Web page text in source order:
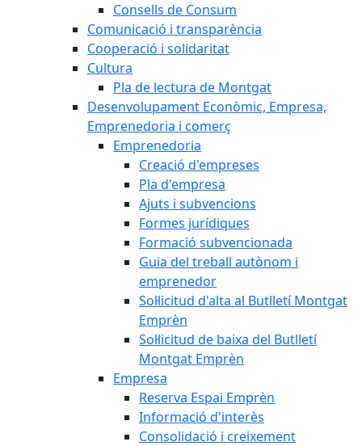
Consells de Consum
Comunicació i transparència
Cooperació i solidaritat
Cultura
Pla de lectura de Montgat
Desenvolupament Econòmic, Empresa,
Emprenedoria i comerç
Emprenedoria
Creació d'empreses
Pla d'empresa
Ajuts i subvencions
Formes jurídiques
Formació subvencionada
Guia del treball autònom i
emprenedor
Sol·licitud d'alta al Butlletí Montgat
Emprèn
Sol·licitud de baixa del Butlletí
Montgat Emprèn
Empresa
Reserva Espai Emprèn
Informació d'interès
Consolidació i creixement